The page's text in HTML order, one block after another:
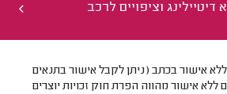
דיטיילינג וציפויים לרכב
אישור בכתב (ניתן לקבל אישור בתנאים
ללא אישור מהווה הפרת חוק זכויות יוצרים